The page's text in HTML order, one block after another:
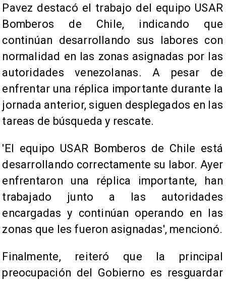
Pavez destacó el trabajo del equipo USAR
Bomberos de Chile, indicando que
continúan desarrollando sus labores con
normalidad en las zonas asignadas por las
autoridades venezolanas. A pesar de
enfrentar una réplica importante durante la
jornada anterior, siguen desplegados en las
tareas de búsqueda y rescate.
'El equipo USAR Bomberos de Chile está
desarrollando correctamente su labor. Ayer
enfrentaron una réplica importante, han
trabajado junto a las autoridades
encargadas y continúan operando en las
zonas que les fueron asignadas', mencionó.
Finalmente, reiteró que la principal
preocupación del Gobierno es resguardar